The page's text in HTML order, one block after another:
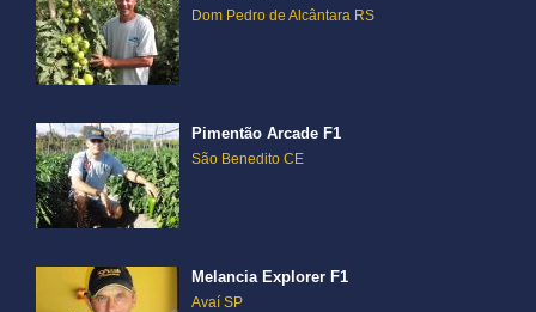
Dom Pedro de Alcântara RS
Pimentão Arcade F1
São Benedito CE
Melancia Explorer F1
Avaí SP